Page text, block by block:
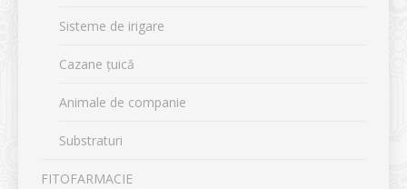
Sisteme de irigare
Cazane țuică
Animale de companie
Substraturi
FITOFARMACIE